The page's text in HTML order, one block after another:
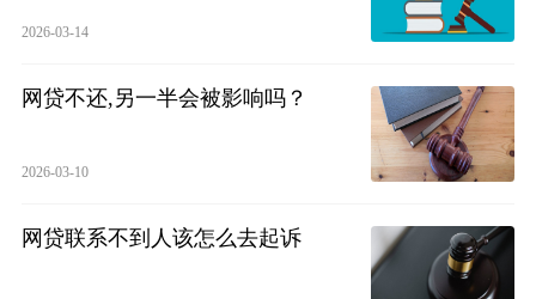
2026-03-14
网贷不还,另一半会被影响吗？
2026-03-10
网贷联系不到人该怎么去起诉